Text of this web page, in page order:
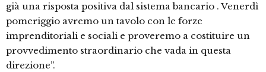
già una risposta positiva dal sistema bancario . Venerdì
pomeriggio avremo un tavolo con le forze
imprenditoriali e sociali e proveremo a costituire un
provvedimento straordinario che vada in questa
direzione”.